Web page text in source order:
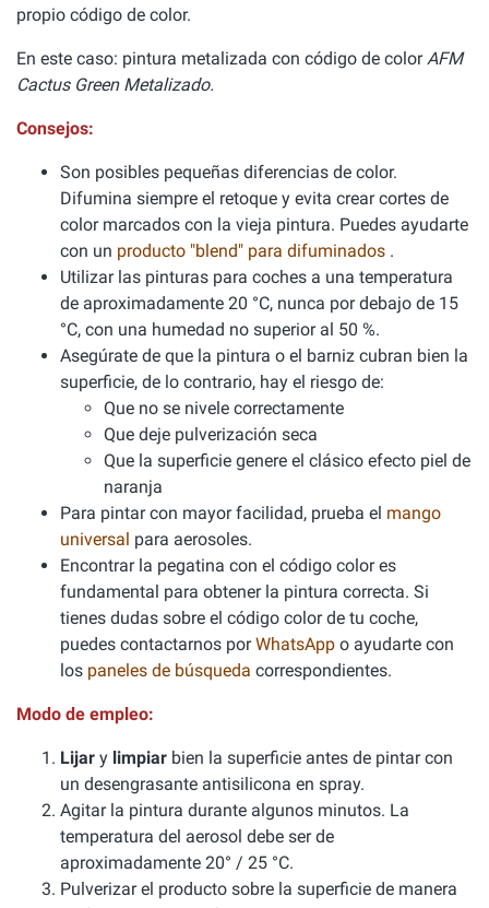
propio código de color.
En este caso: pintura metalizada con código de colorAFM
Cactus Green Metalizado.
Consejos:
Son posibles pequeñas diferencias de color.
Difumina siempre el retoque y evita crear cortes de
color marcados con la vieja pintura. Puedes ayudarte
con un producto "blend" para difuminados .
Utilizar las pinturas para coches a una temperatura
de aproximadamente 20 °C, nunca por debajo de 15
°C, con una humedad no superior al 50 %.
Asegúrate de que la pintura o el barniz cubran bien la
superficie, de lo contrario, hay el riesgo de:
Que no se nivele correctamente
Que deje pulverización seca
Que la superficie genere el clásico efecto piel de
naranja
Para pintar con mayor facilidad, prueba el mango
universal para aerosoles.
Encontrar la pegatina con el código color es
fundamental para obtener la pintura correcta. Si
tienes dudas sobre el código color de tu coche,
puedes contactarnos porWhatsApp o ayudarte con
los paneles de búsqueda correspondientes.
Modo de empleo:
Lijar y limpiar bien la superficie antes de pintar con
un desengrasante antisilicona en spray.
Agitar la pintura durante algunos minutos. La
temperatura del aerosol debe ser de
aproximadamente 20° / 25 °C.
Pulverizar el producto sobre la superficie de manera